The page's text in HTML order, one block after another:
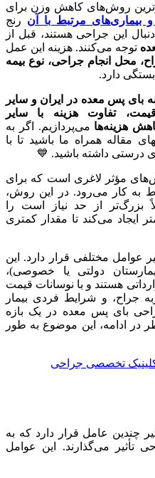
روش‌های کاهش وزن برای
بیماری‌های مرتبط با آن رنج
این جراحی هستند، قبل از
توجه می‌کنند. هزینه این عمل
محل انجام جراحی، نوع بیمه
بستگی دارد.
بای پس معده در ایران و سایر
تفاوت هزینه با سایر
هزینه‌ها می‌پردازیم. اگر به
مقاله همراه ما باشید تا با
درستی داشته باشید. 💙
مؤثر لاغری است که برای
کار می‌رود. در این روش،
از حد نیاز است را
ایجاد می‌کند تا مقدار کمتری
عوامل مختلفی قرار دارد. این
دولتی یا خصوصی)،
هستند و با نوسانات قیمت
جراح، و شرایط فردی بیمار
بای پس معده در یک بازه
در ادامه، این موضوع به طور
کلینیک تخصصی جراحی
چندین عامل قرار دارد که به
تأثیر می‌گذارند. این عوامل